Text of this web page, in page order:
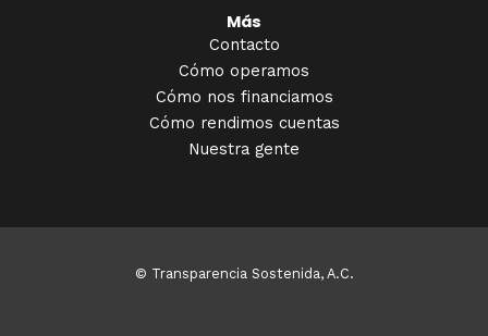
Más
Contacto
Cómo operamos
Cómo nos financiamos
Cómo rendimos cuentas
Nuestra gente
© Transparencia Sostenida, A.C.